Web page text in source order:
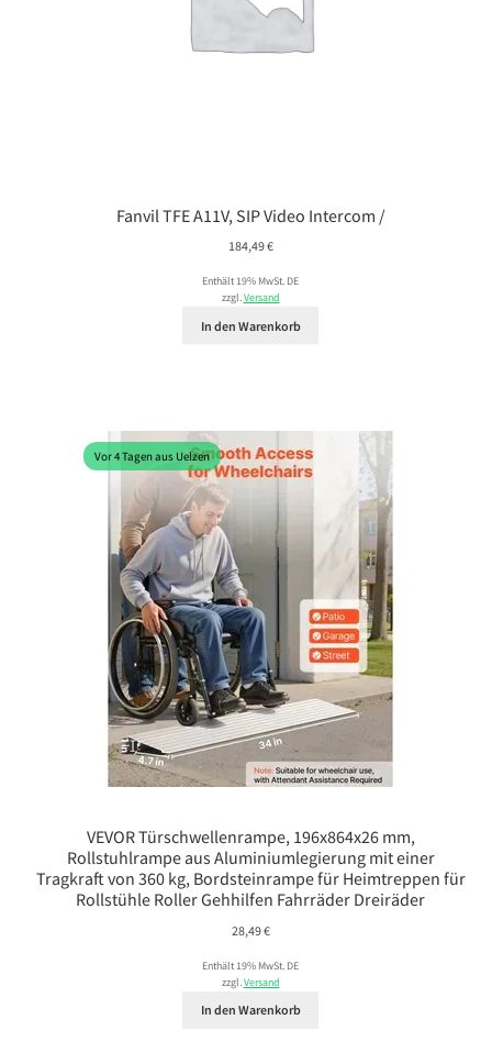
Fanvil TFE A11V, SIP Video Intercom /
184,49€
Enthält 19% MwSt. DE
zzgl.Versand
In den Warenkorb
Vor 4 Tagen aus Uelzen
VEVOR Türschwellenrampe, 196x864x26 mm,
Rollstuhlrampe aus Aluminiumlegierung mit einer
Tragkraft von 360 kg, Bordsteinrampe für Heimtreppen für
Rollstühle Roller Gehhilfen Fahrräder Dreiräder
28,49€
Enthält 19% MwSt. DE
zzgl.Versand
In den Warenkorb